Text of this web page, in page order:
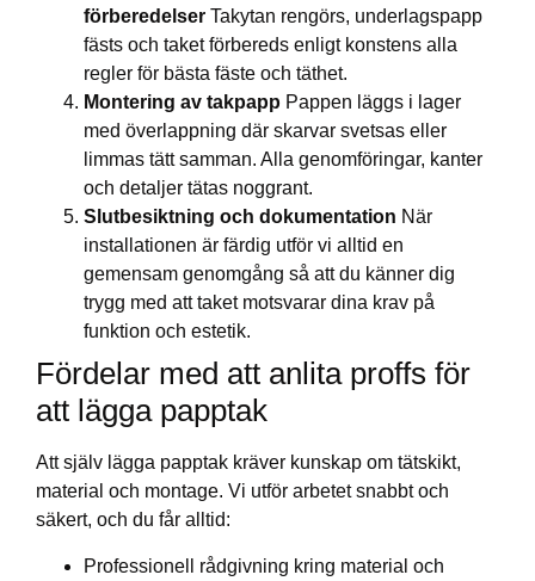
förberedelser Takytan rengörs, underlagspapp
fästs och taket förbereds enligt konstens alla
regler för bästa fäste och täthet.
Montering av takpapp Pappen läggs i lager
med överlappning där skarvar svetsas eller
limmas tätt samman. Alla genomföringar, kanter
och detaljer tätas noggrant.
Slutbesiktning och dokumentation När
installationen är färdig utför vi alltid en
gemensam genomgång så att du känner dig
trygg med att taket motsvarar dina krav på
funktion och estetik.
Fördelar med att anlita proffs för
att lägga papptak
Att själv lägga papptak kräver kunskap om tätskikt,
material och montage. Vi utför arbetet snabbt och
säkert, och du får alltid:
Professionell rådgivning kring material och